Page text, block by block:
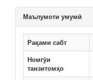
Маълумоти умумӣ
Рақами сабт
Номгӯи
танзитомҳо